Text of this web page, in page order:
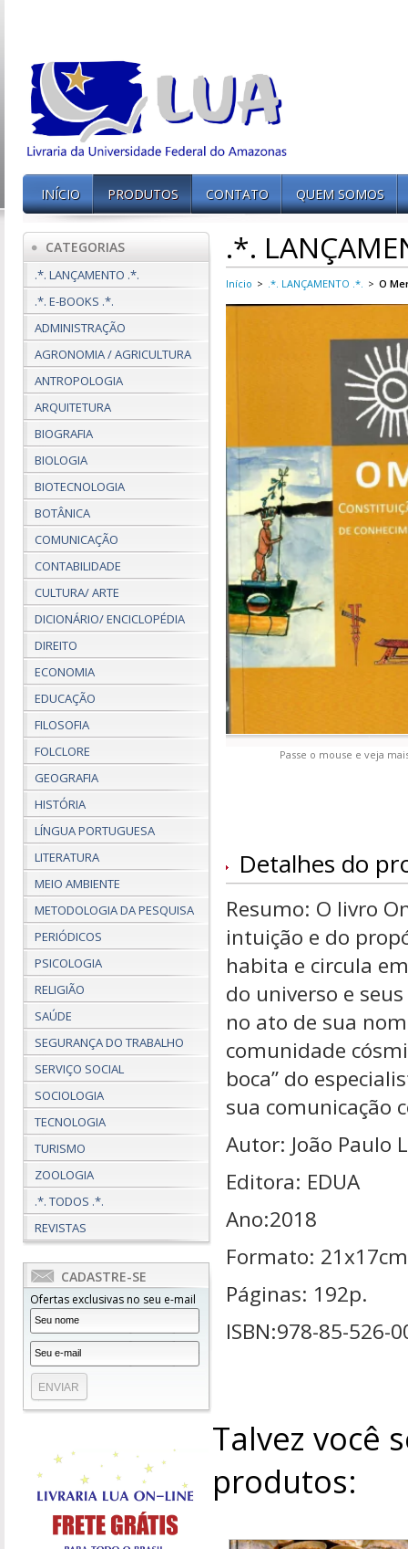
INÍCIO PRODUTOS CONTATO QUEM SOMOS
CATEGORIAS
.*. LANÇAMENTO .*.
.*. E-BOOKS .*.
ADMINISTRAÇÃO
AGRONOMIA / AGRICULTURA
ANTROPOLOGIA
ARQUITETURA
BIOGRAFIA
BIOLOGIA
BIOTECNOLOGIA
BOTÂNICA
COMUNICAÇÃO
CONTABILIDADE
CULTURA/ ARTE
DICIONÁRIO/ ENCICLOPÉDIA
DIREITO
ECONOMIA
EDUCAÇÃO
FILOSOFIA
FOLCLORE
GEOGRAFIA
HISTÓRIA
LÍNGUA PORTUGUESA
LITERATURA
MEIO AMBIENTE
METODOLOGIA DA PESQUISA
PERIÓDICOS
PSICOLOGIA
RELIGIÃO
SAÚDE
SEGURANÇA DO TRABALHO
SERVIÇO SOCIAL
SOCIOLOGIA
TECNOLOGIA
TURISMO
ZOOLOGIA
.*. TODOS .*.
REVISTAS
CADASTRE-SE
Ofertas exclusivas no seu e-mail
.*.
Início > .*. LANÇAMENTO .*. > O
Passe o mouse e veja
Detalhes do
Resumo: O livro
intuição e do
habita e circula
do universo e
no ato de sua
comunidade
boca” do
sua comunicação
Autor: João Paulo
Editora: EDUA
Ano:2018
Formato: 21x17cm
Páginas: 192p.
ISBN:978-85-526-
Talvez você
produtos: